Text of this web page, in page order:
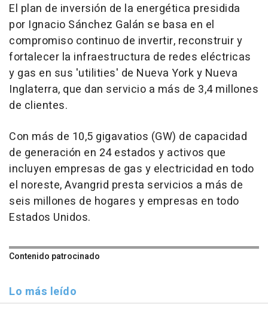
El plan de inversión de la energética presidida
por Ignacio Sánchez Galán se basa en el
compromiso continuo de invertir, reconstruir y
fortalecer la infraestructura de redes eléctricas
y gas en sus 'utilities' de Nueva York y Nueva
Inglaterra, que dan servicio a más de 3,4 millones
de clientes.
Con más de 10,5 gigavatios (GW) de capacidad
de generación en 24 estados y activos que
incluyen empresas de gas y electricidad en todo
el noreste, Avangrid presta servicios a más de
seis millones de hogares y empresas en todo
Estados Unidos.
Contenido patrocinado
Lo más leído